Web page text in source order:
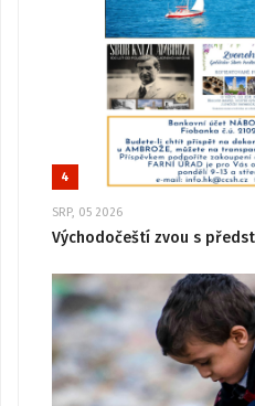
4
SRP, 05 2026
Východočeští zvou s